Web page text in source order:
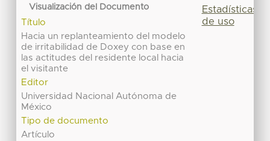
Visualización del Documento
Título
Hacia un replanteamiento del modelo
de irritabilidad de Doxey con base en
las actitudes del residente local hacia
el visitante
Editor
Universidad Nacional Autónoma de
México
Tipo de documento
Artículo
Estadísticas
de uso